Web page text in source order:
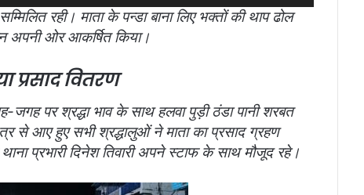
रही। माता के पन्डा बाना लिए भक्तों की थाप ढोल
अपनी ओर आकर्षित किया।
प्रसाद वितरण
जगह पर श्रद्धा भाव के साथ हलवा पुड़ी ठंडा पानी शरबत
से आए हुए सभी श्रद्धालुओं ने माता का प्रसाद ग्रहण
प्रभारी दिनेश तिवारी अपने स्टाफ के साथ मौजूद रहे।